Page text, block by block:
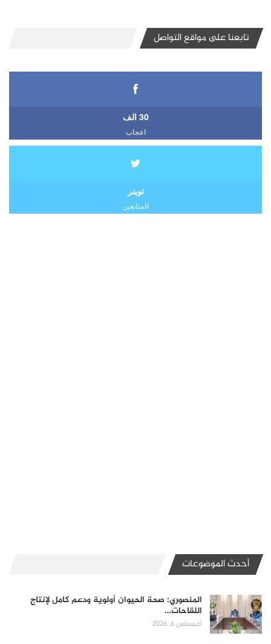
تابعنا على مواقع التواصل
30 الف
اعجاب
تويتر
المتابعين
أحدث الموضوعات
المنصوري: صحة الحيوان أولوية ودعم كامل لإنتاج
اللقاحات…
أغسطس 6, 2026